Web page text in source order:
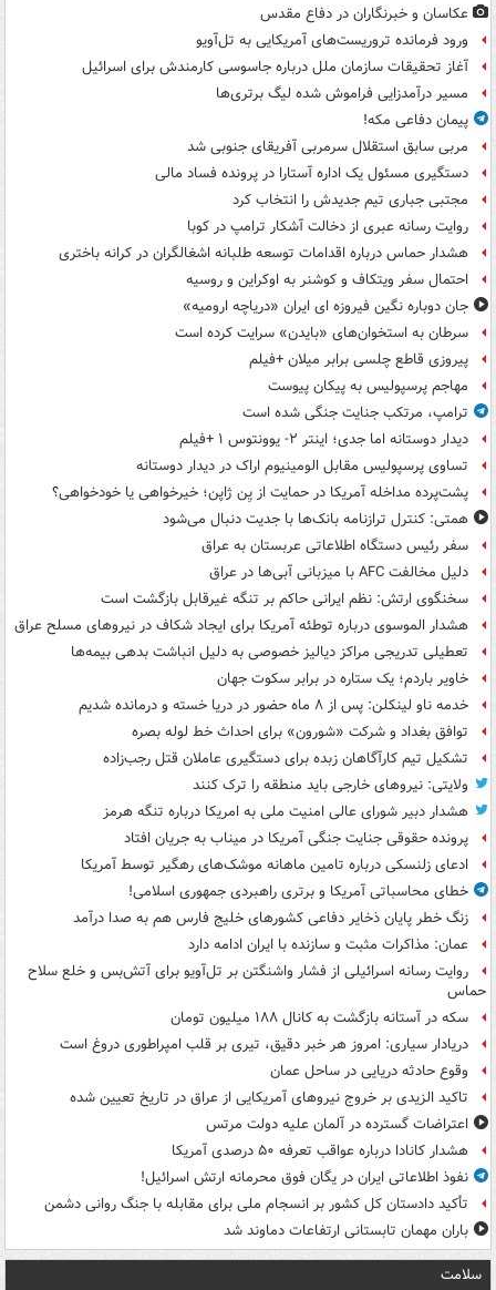
عکاسان و خبرنگاران در دفاع مقدس
ورود فرمانده تروریست‌های آمریکایی به تل‌آویو
آغاز تحقیقات سازمان ملل درباره جاسوسی کارمندش برای اسرائیل
مسیر درآمدزایی فراموش شده لیگ برتری‌ها
پیمان دفاعی مکه!
مربی سابق استقلال سرمربی آفریقای جنوبی شد
دستگیری مسئول یک اداره آستارا در پرونده فساد مالی
مجتبی جباری تیم جدیدش را انتخاب کرد
روایت رسانه عبری از دخالت آشکار ترامپ در کوبا
هشدار حماس درباره اقدامات توسعه طلبانه اشغالگران در کرانه باختری
احتمال سفر ویتکاف و کوشنر به اوکراین و روسیه
جان دوباره نگین فیروزه ای ایران «دریاچه ارومیه»
سرطان به استخوان‌های «بایدن» سرایت کرده است
پیروزی قاطع چلسی برابر میلان +فیلم
مهاجم پرسپولیس به پیکان پیوست
ترامپ، مرتکب جنایت جنگی شده است
دیدار دوستانه اما جدی؛ اینتر ۲- یوونتوس ۱ +فیلم
تساوی پرسپولیس مقابل الومینیوم اراک در دیدار دوستانه
پشت‌پرده مداخله آمریکا در حمایت از یِن ژاپن؛ خیرخواهی یا خودخواهی؟
همتی: کنترل ترازنامه بانک‌ها با جدیت دنبال می‌شود
سفر رئیس دستگاه اطلاعاتی عربستان به عراق
دلیل مخالفت AFC با میزبانی آبی‌ها در عراق
سخنگوی ارتش: نظم ایرانی حاکم بر تنگه غیرقابل بازگشت است
هشدار الموسوی درباره توطئه آمریکا برای ایجاد شکاف در نیروهای مسلح عراق
تعطیلی تدریجی مراکز دیالیز خصوصی به دلیل انباشت بدهی بیمه‌ها
خاویر باردم؛ یک ستاره در برابر سکوت جهان
خدمه ناو لینکلن: پس از ۸ ماه حضور در دریا خسته و درمانده‌ شدیم
توافق بغداد و شرکت «شورون» برای احداث خط لوله بصره
تشکیل تیم کارآگاهان زبده برای دستگیری عاملان قتل رجب‌زاده
ولایتی: نیروهای خارجی باید منطقه را ترک کنند
هشدار دبیر شورای عالی امنیت ملی به امریکا درباره تنگه هرمز
پرونده حقوقی جنایت جنگی آمریکا در میناب به جریان افتاد
ادعای زلنسکی درباره تامین ماهانه موشک‌های رهگیر توسط آمریکا
خطای محاسباتی آمریکا و برتری راهبردی جمهوری اسلامی!
زنگ خطر پایان ذخایر دفاعی کشورهای خلیج فارس هم به صدا درآمد
عمان: مذاکرات مثبت و سازنده با ایران ادامه دارد
روایت رسانه اسرائیلی از فشار واشنگتن بر تل‌آویو برای آتش‌بس و خلع سلاح
حماس
سکه در آستانه بازگشت به کانال ۱۸۸ میلیون تومان
دریادار سیاری: امروز هر خبر دقیق، تیری بر قلب امپراطوری دروغ است
وقوع حادثه دریایی در ساحل عمان
تاکید الزیدی بر خروج نیروهای آمریکایی از عراق در تاریخ تعیین شده
اعتراضات گسترده در آلمان علیه دولت مرتس
هشدار کانادا درباره عواقب تعرفه ۵۰ درصدی آمریکا
نفوذ اطلاعاتی ایران در یگان فوق محرمانه ارتش اسرائیل!
تأکید دادستان کل کشور بر انسجام ملی برای مقابله با جنگ روانی دشمن
باران مهمان تابستانی ارتفاعات دماوند شد
سلامت